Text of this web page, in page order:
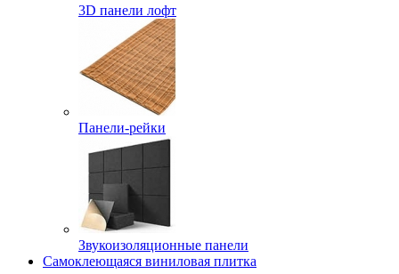
3D панели лофт
Панели-рейки
Звукоизоляционные панели
Самоклеющаяся виниловая плитка